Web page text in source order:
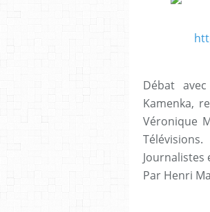
Débat
Kamenka,
Véronique
Télévisions.
Par Henri